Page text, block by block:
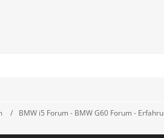
BMW i5 Forum - BMW G60 Forum -